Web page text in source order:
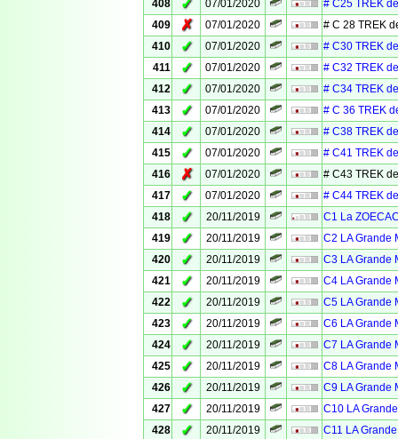
408
✓ 07/01/2020
# C25 TREK
409
✗ 07/01/2020
# C 28 TREK
410
✓ 07/01/2020
# C30 TREK
411
✓ 07/01/2020
# C32 TREK
412
✓ 07/01/2020
# C34 TREK
413
✓ 07/01/2020
# C 36 TREK
414
✓ 07/01/2020
# C38 TREK
415
✓ 07/01/2020
# C41 TREK
416
✗ 07/01/2020
# C43 TREK
417
✓ 07/01/2020
# C44 TREK
418
✓ 20/11/2019
C1 La
419
✓ 20/11/2019
C2 LA Grande
420
✓ 20/11/2019
C3 LA Grande
421
✓ 20/11/2019
C4 LA Grande
422
✓ 20/11/2019
C5 LA Grande
423
✓ 20/11/2019
C6 LA Grande
424
✓ 20/11/2019
C7 LA Grande
425
✓ 20/11/2019
C8 LA Grande
426
✓ 20/11/2019
C9 LA Grande
427
✓ 20/11/2019
C10 LA
428
✓ 20/11/2019 C11 LA